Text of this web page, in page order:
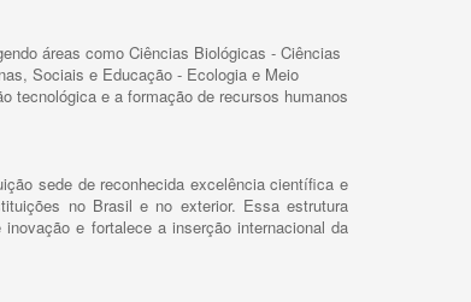
áreas como Ciências Biológicas - Ciências
Sociais e Educação - Ecologia e Meio
tecnológica e a formação de recursos humanos
sede de reconhecida excelência científica e
no Brasil e no exterior. Essa estrutura
e fortalece a inserção internacional da